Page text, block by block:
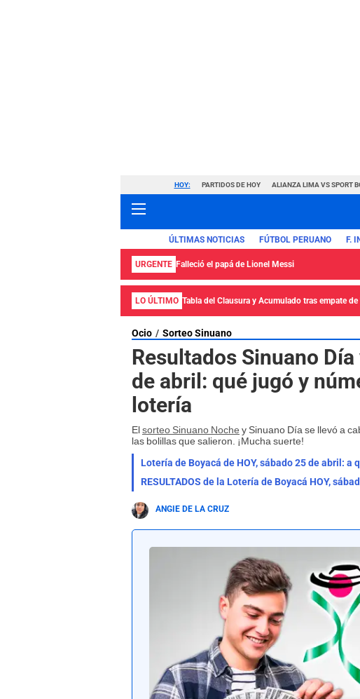
HOY: PARTIDOS DE HOY ALIANZA LIMA VS SPORT
ÚLTIMAS NOTICIAS FÚTBOL PERUANO F.
URGENTE Falleció el papá de Lionel Messi
LO ÚLTIMO Tabla del Clausura y Acumulado tras empate de
Ocio Sorteo Sinuano
Resultados Sinuano
de abril: qué jugó y
lotería
Elsorteo Sinuano Noche y Sinuano Día se llevó a
las bolillas que salieron. ¡Mucha suerte!
ANGIE DE LA CRUZ